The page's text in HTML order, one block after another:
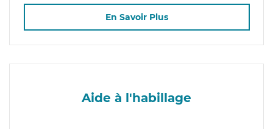
En Savoir Plus
Aide à l'habillage